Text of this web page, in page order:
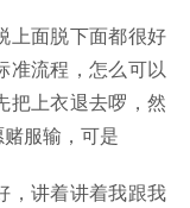
上面脱下面都很好
准流程，怎么可以
把上衣退去啰，然
服输，可是
，讲着讲着我跟我